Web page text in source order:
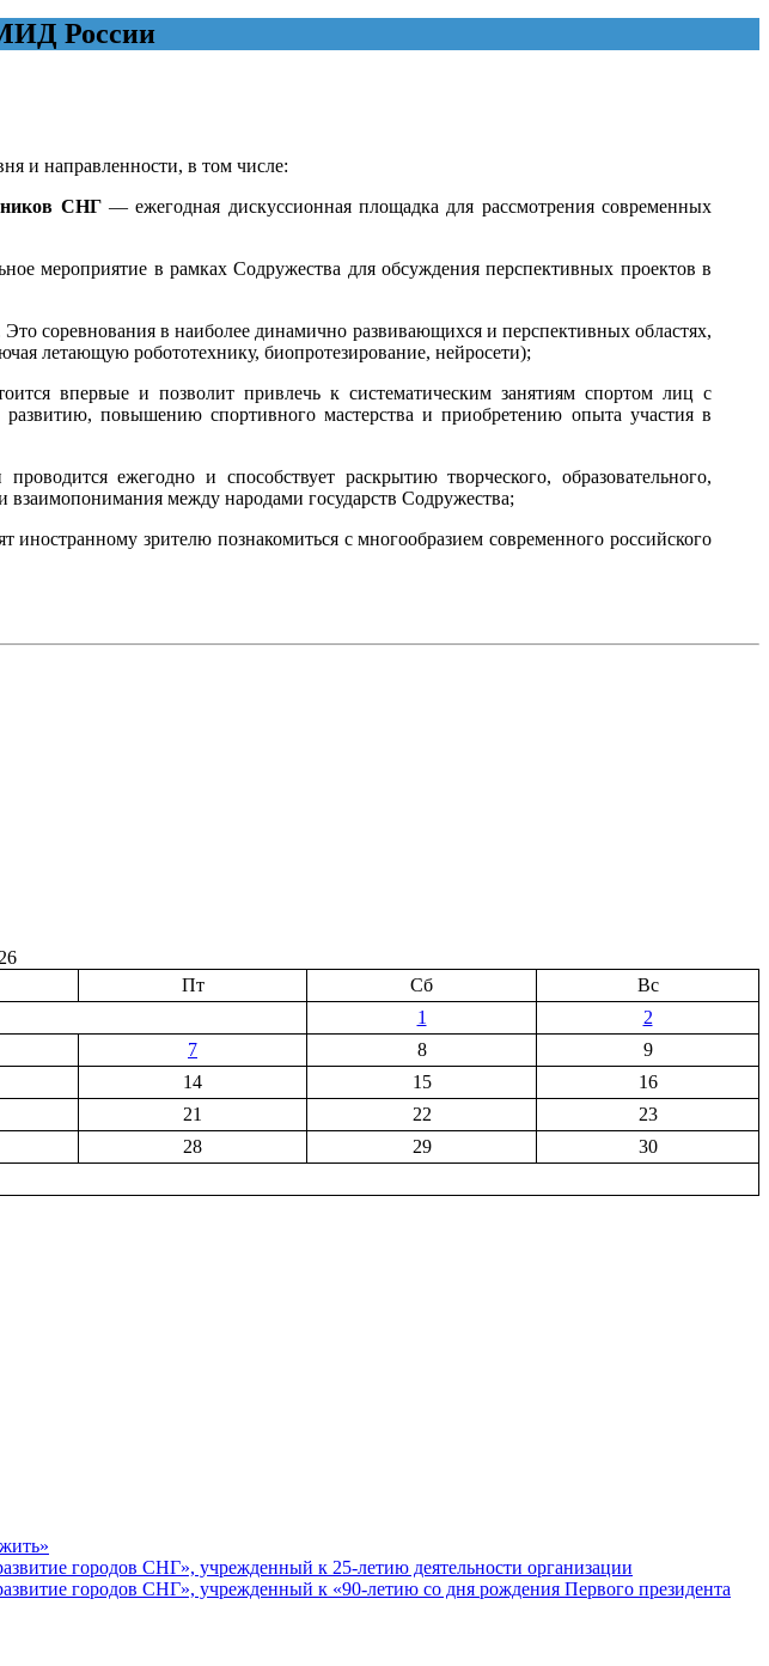
России
и направленности, в том числе:
СНГ— ежегодная дискуссионная площадка для рассмотрения современных
мероприятие в рамках Содружества для обсуждения перспективных проектов в
соревнования в наиболее динамично развивающихся и перспективных областях,
летающую робототехнику, биопротезирование, нейросети);
впервые и позволит привлечь к систематическим занятиям спортом лиц с
повышению спортивного мастерства и приобретению опыта участия в
ежегодно и способствует раскрытию творческого, образовательного,
между народами государств Содружества;
зрителю познакомиться с многообразием современного российского
Пт Сб
Вс
1
2
7 8
9
14 15
16
21 22
23
28 29
30
городов СНГ», учрежденный к 25-летию деятельности организации
городов СНГ», учрежденный к «90-летию со дня рождения Первого президента